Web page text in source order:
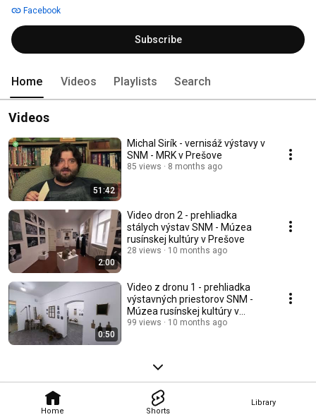
Home Shorts
Library
Rusínov, je tu predstavovaný ich život, dielo. Sú tu dokumenty s historickou
tématikou i tvorba ľudová...
Facebook
Subscribe
Home Videos Playlists Search
Videos
51:42
Michal Sirík - vernisáž výstavy v
SNM - MRK v Prešove
85 views 8 months ago
2:00
Video dron 2 - prehliadka
stálych výstav SNM - Múzea
rusínskej kultúry v Prešove
28 views 10 months ago
0:50
Video z dronu 1 - prehliadka
výstavných priestorov SNM -
Múzea rusínskej kultúry v
Prešove
99 views 10 months ago